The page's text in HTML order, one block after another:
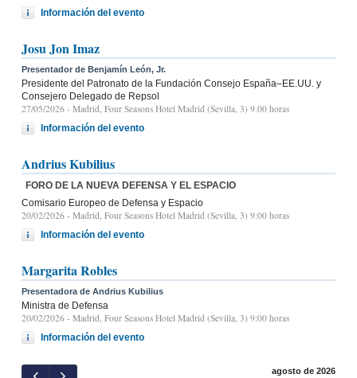
Información del evento
Josu Jon Imaz
Presentador de Benjamín León, Jr.
Presidente del Patronato de la Fundación Consejo España–EE.UU. y
Consejero Delegado de Repsol
27/05/2026 - Madrid, Four Seasons Hotel Madrid (Sevilla, 3) 9.00 horas
Información del evento
Andrius Kubilius
FORO DE LA NUEVA DEFENSA Y EL ESPACIO
Comisario Europeo de Defensa y Espacio
20/02/2026 - Madrid, Four Seasons Hotel Madrid (Sevilla, 3) 9:00 horas
Información del evento
Margarita Robles
Presentadora de Andrius Kubilius
Ministra de Defensa
20/02/2026 - Madrid, Four Seasons Hotel Madrid (Sevilla, 3) 9:00 horas
Información del evento
agosto de 2026